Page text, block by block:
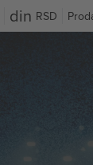
RSD